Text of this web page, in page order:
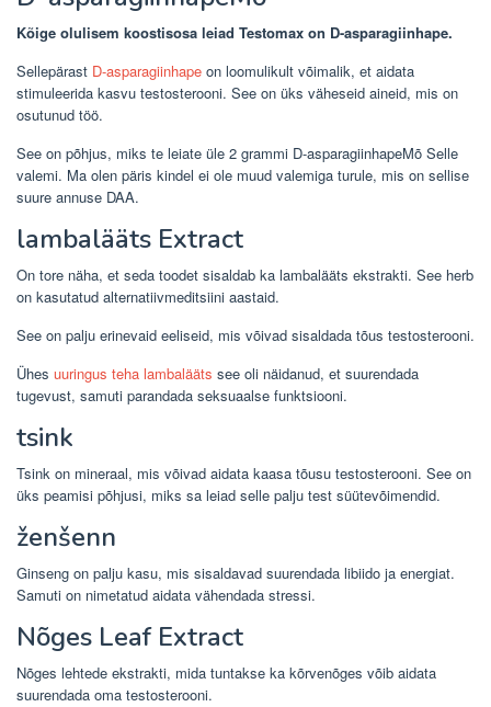
Kõige olulisem koostisosa leiad Testomax on D-asparagiinhape.
Sellepärast D-asparagiinhape on loomulikult võimalik, et aidata
stimuleerida kasvu testosterooni. See on üks väheseid aineid, mis on
osutunud töö.
See on põhjus, miks te leiate üle 2 grammi D-asparagiinhapeMõ Selle
valemi. Ma olen päris kindel ei ole muud valemiga turule, mis on sellise
suure annuse DAA.
lambalääts Extract
On tore näha, et seda toodet sisaldab ka lambalääts ekstrakti. See herb
on kasutatud alternatiivmeditsiini aastaid.
See on palju erinevaid eeliseid, mis võivad sisaldada tõus testosterooni.
Ühes uuringus teha lambalääts see oli näidanud, et suurendada
tugevust, samuti parandada seksuaalse funktsiooni.
tsink
Tsink on mineraal, mis võivad aidata kaasa tõusu testosterooni. See on
üks peamisi põhjusi, miks sa leiad selle palju test süütevõimendid.
ženšenn
Ginseng on palju kasu, mis sisaldavad suurendada libiido ja energiat.
Samuti on nimetatud aidata vähendada stressi.
Nõges Leaf Extract
Nõges lehtede ekstrakti, mida tuntakse ka kõrvenõges võib aidata
suurendada oma testosterooni.